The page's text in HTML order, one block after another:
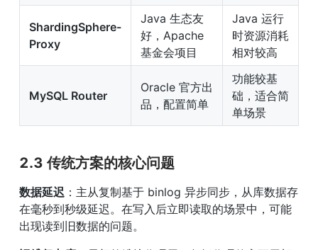
ShardingSphere-
Proxy
Java 生态友
好，Apache
基金会项目
Java 运行
时资源消耗
相对较高
MySQL Router
Oracle 官方出
品，配置简单
功能较基
础，适合简
单场景
2.3 传统方案的核心问题
数据延迟 ：主从复制基于 binlog 异步同步，从库数据存
在毫秒到秒级延迟。在写入后立即读取的场景中，可能
出现读到旧数据的问题。